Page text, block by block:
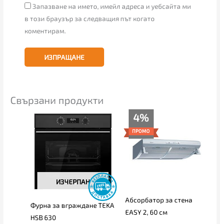
Запазване на името, имейл адреса и уебсайта ми
в този браузър за следващия път когато
коментирам.
Свързани продукти
ИЗЧЕРПАН
Фурна за вграждане TEKA
HSB 630
4%
ПРОМО
Абсорбатор за стена
EASY 2, 60 см
price
was:
155.00€.